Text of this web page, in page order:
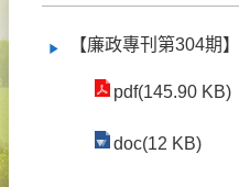
【廉政專刊第304期
pdf(145.90 KB)
doc(12 KB)